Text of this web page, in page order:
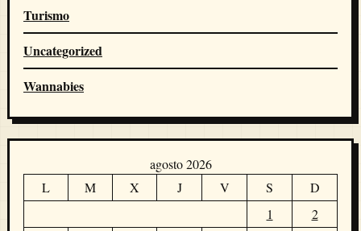
Turismo
Uncategorized
Wannabies
agosto 2026
L
M X J V S
D
1
2